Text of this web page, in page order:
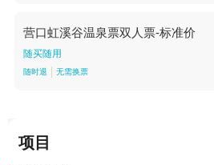
营口虹溪谷温泉票双人票-标准价
随买随用
随时退 无需换票
项目